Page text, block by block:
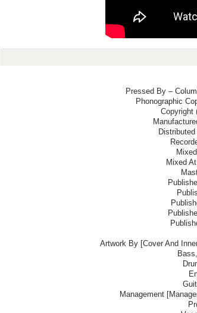
Pressed By –
Phonographic
Copyright
Mixed
Artwork By [Cover And
Management